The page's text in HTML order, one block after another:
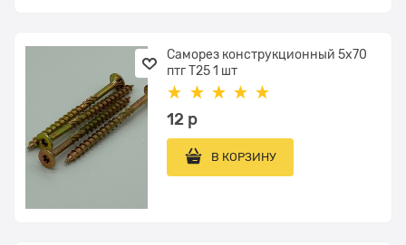
Саморез конструкционный 5х70
птг Т25 1 шт
12 р
В КОРЗИНУ